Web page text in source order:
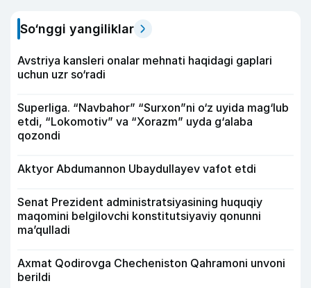
So‘nggi yangiliklar
Avstriya kansleri onalar mehnati haqidagi gaplari
uchun uzr so‘radi
Superliga. “Navbahor” “Surxon”ni o‘z uyida mag‘lub
etdi, “Lokomotiv” va “Xorazm” uyda g‘alaba
qozondi
Aktyor Abdu­mannon Ubaydullayev vafot etdi
Senat Prezident administratsiyasining huquqiy
maqomini belgilovchi konstitutsiyaviy qonunni
ma’qulladi
Axmat Qodirovga Checheniston Qahramoni unvoni
berildi